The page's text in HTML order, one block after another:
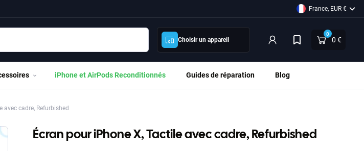
France, EUR €
Choisir un appareil
0
0 €
iPhone et AirPods Reconditionnés Guides de réparation Blog
avec cadre, Refurbished
Écran pour iPhone X, Tactile avec cadre, Refurbished